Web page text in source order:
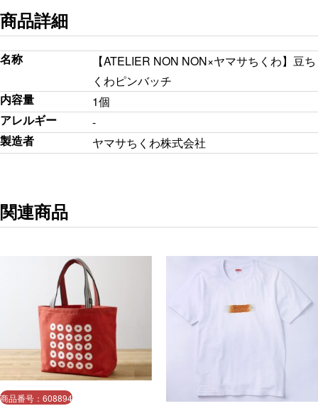
商品詳細
名称
【ATELIER NON NON×ヤマサちくわ】豆ち
くわピンバッチ
内容量
1個
アレルギー
-
製造者
ヤマサちくわ株式会社
関連商品
商品番号：608894